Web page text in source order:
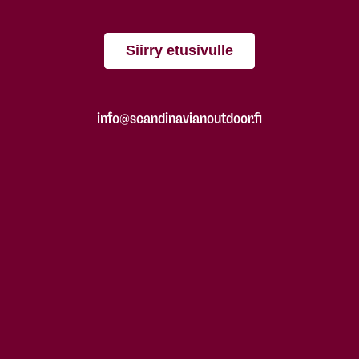
Siirry etusivulle
info@scandinavianoutdoor.fi